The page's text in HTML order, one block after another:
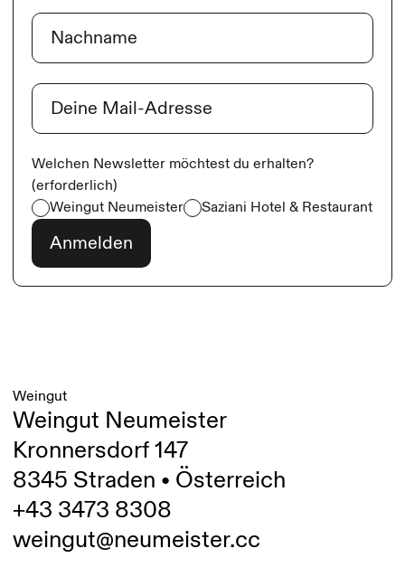
E-Mail
Welchen Newsletter möchtest du erhalten?
(erforderlich)
Weingut Neumeister
Saziani Hotel & Restaurant
Weingut
Weingut Neumeister
Kronnersdorf 147
8345 Straden • Österreich
+43 3473 8308
weingut@neumeister.cc